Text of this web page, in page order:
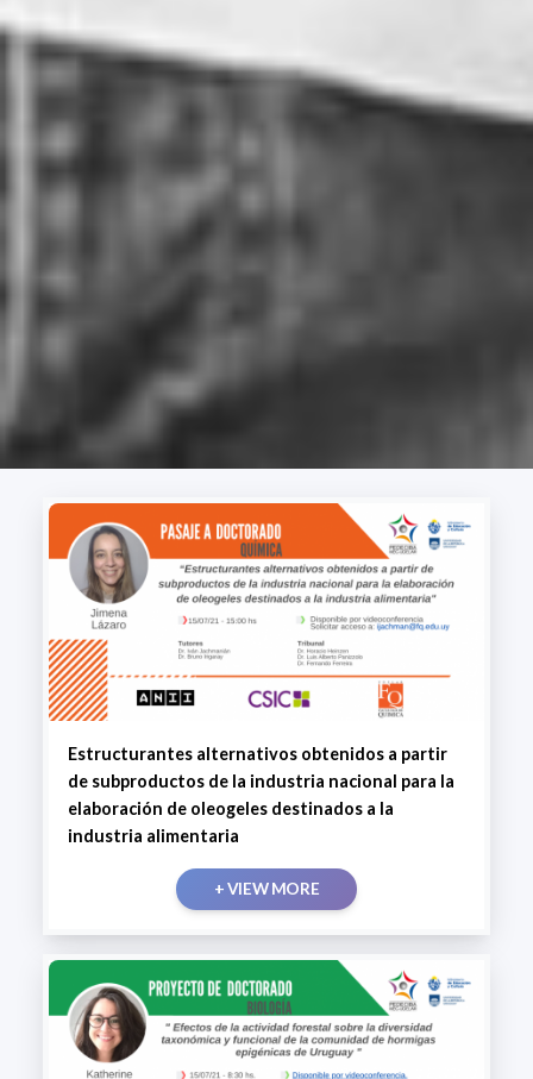
Estructurantes alternativos obtenidos a partir
de subproductos de la industria nacional para la
elaboración de oleogeles destinados a la
industria alimentaria
+ VIEW MORE